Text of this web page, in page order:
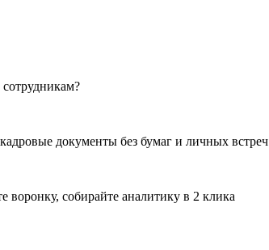
документы без бумаг и личных встреч
воронку, собирайте аналитику в 2 клика